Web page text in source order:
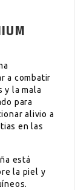
a combatir
y la mala
para
alivio a
en las
está
la piel y